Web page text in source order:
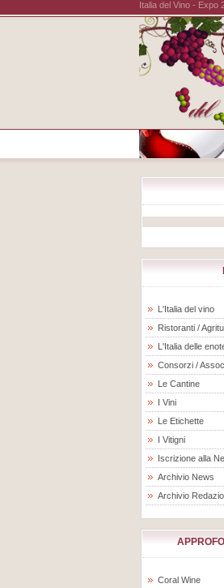
Italia del Vino - Expo
L'Italia del vino
Ristoranti /
L'Italia delle
Consorzi /
Le Cantine
I Vini
Le Etichette
I Vitigni
Iscrizione alla
Archivio News
Archivio
Coral Wine